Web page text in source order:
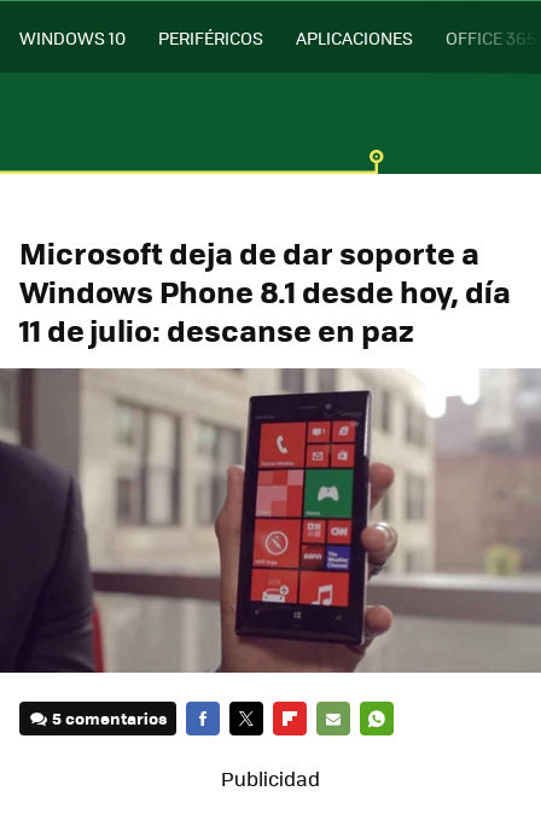
WINDOWS 10 PERIFÉRICOS APLICACIONES OFFICE 365
Microsoft deja de dar soporte a
Windows Phone 8.1 desde hoy, día
11 de julio: descanse en paz
5 comentarios
MAIL